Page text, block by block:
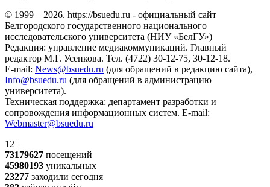
© 1999 – 2026. https://bsuedu.ru - официальный сайт
Белгородского государственного национального
исследовательского университета (НИУ «БелГУ»)
Редакция: управление медиакоммуникаций. Главный
редактор М.Г. Усенкова. Тел. (4722) 30-12-75, 30-12-18.
E-mail: News@bsuedu.ru (для обращений в редакцию сайта),
Info@bsuedu.ru (для обращений в администрацию
университета).
Техническая поддержка: департамент разработки и
сопровождения информационных систем. E-mail:
Webmaster@bsuedu.ru
12+
73179627 посещений
45980193 уникальных
23277 заходили сегодня